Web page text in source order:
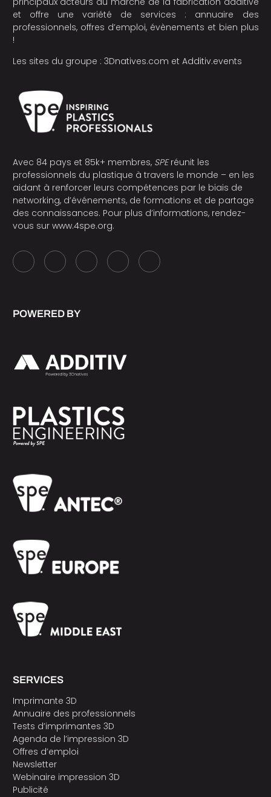
et offre une variété de services : annuaire des
professionnels, offres d’emploi, évènements et bien plus
!
Les sites du groupe : 3Dnatives.com et Additiv.events
Avec 84 pays et 85k+ membres, SPEréunit les
professionnels du plastique à travers le monde – en les
aidant à renforcer leurs compétences par le biais de
networking, d’événements, de formations et de partage
des connaissances. Pour plus d’informations, rendez-
vous sur www.4spe.org.
POWERED BY
SERVICES
Imprimante 3D
Annuaire des professionnels
Tests d’imprimantes 3D
Agenda de l’impression 3D
Offres d’emploi
Newsletter
Webinaire impression 3D
Publicité